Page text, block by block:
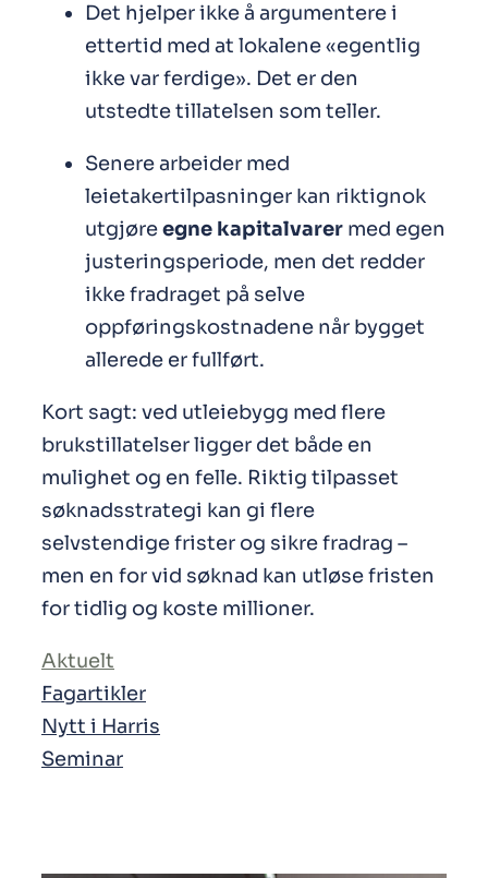
Det hjelper ikke å argumentere i
ettertid med at lokalene «egentlig
ikke var ferdige». Det er den
utstedte tillatelsen som teller.
Senere arbeider med
leietakertilpasninger kan riktignok
utgjøreegne kapitalvarer med egen
justeringsperiode, men det redder
ikke fradraget på selve
oppføringskostnadene når bygget
allerede er fullført.
Kort sagt: ved utleiebygg med flere
brukstillatelser ligger det både en
mulighet og en felle. Riktig tilpasset
søknadsstrategi kan gi flere
selvstendige frister og sikre fradrag –
men en for vid søknad kan utløse fristen
for tidlig og koste millioner.
Aktuelt
Fagartikler
Nytt i Harris
Seminar